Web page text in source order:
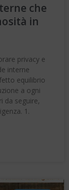
che
in
privacy e
interne
equilibrio
a ogni
da seguire,
1.